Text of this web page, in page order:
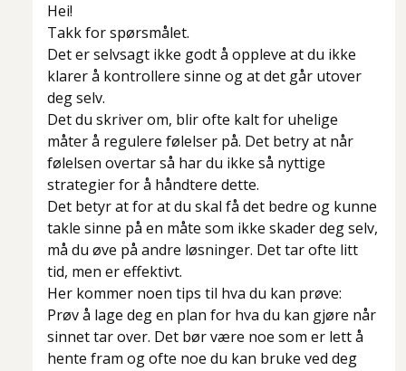
Hei!
Takk for spørsmålet.
Det er selvsagt ikke godt å oppleve at du ikke
klarer å kontrollere sinne og at det går utover
deg selv.
Det du skriver om, blir ofte kalt for uhelige
måter å regulere følelser på. Det betry at når
følelsen overtar så har du ikke så nyttige
strategier for å håndtere dette.
Det betyr at for at du skal få det bedre og kunne
takle sinne på en måte som ikke skader deg selv,
må du øve på andre løsninger. Det tar ofte litt
tid, men er effektivt.
Her kommer noen tips til hva du kan prøve:
Prøv å lage deg en plan for hva du kan gjøre når
sinnet tar over. Det bør være noe som er lett å
hente fram og ofte noe du kan bruke ved deg